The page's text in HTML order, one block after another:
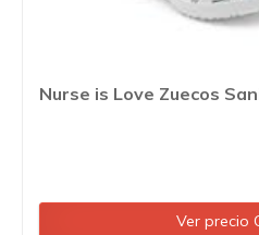
Nurse is Love Zuecos
Ver precio